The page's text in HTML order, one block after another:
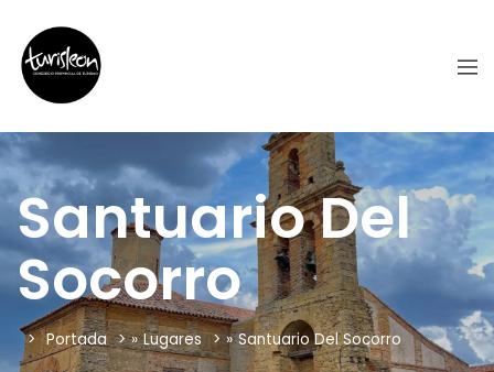
Santuario Del
Socorro
Portada » Lugares » Santuario Del Socorro